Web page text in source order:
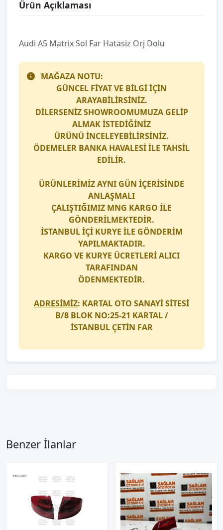
Ürün Açıklaması
Audi̇ A5 Matri̇x Sol Far Hatasiz Orj Dolu
MAĞAZA NOTU:
GÜNCEL FİYAT VE BİLGİ İÇİN
ARAYABİLİRSİNİZ.
DİLERSENİZ SHOWROOMUMUZA GELİP
ALMAK İSTEDİĞİNİZ
ÜRÜNÜ İNCELEYEBİLİRSİNİZ.
ÖDEMELER BANKA HAVALESİ İLE TAHSİL
EDİLİR.
ÜRÜNLERİMİZ AYNI GÜN İÇERİSİNDE
ANLAŞMALI
ÇALIŞTIĞIMIZ MNG KARGO İLE
GÖNDERİLMEKTEDİR.
İSTANBUL İÇİ KURYE İLE GÖNDERİM
YAPILMAKTADIR.
KARGO VE KURYE ÜCRETLERİ ALICI
TARAFINDAN
ÖDENMEKTEDİR.
ADRESİMİZ: KARTAL OTO SANAYİ SİTESİ
B/8 BLOK NO:25-21 KARTAL /
İSTANBUL ÇETİN FAR
Benzer İlanlar